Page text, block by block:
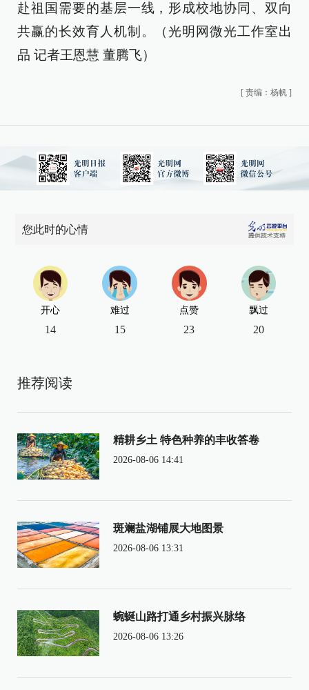
赴祖国需要的基层一线，形成校地协同、双向
共赢的长效育人机制。（光明网微光工作室出
品 记者王恩慧 董腾飞）
[ 责编：杨帆 ]
您此时的心情
开心
14
难过
15
点赞
23
飘过
20
推荐阅读
精耕乡土 特色种养的丰收答卷
2026-08-06 14:41
斑斓盐湖铺展大地图景
2026-08-06 13:31
蜿蜒山路打通乡村振兴脉络
2026-08-06 13:26